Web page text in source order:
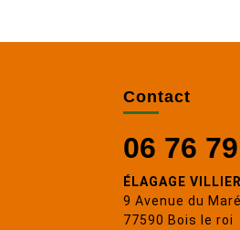
Contact
06 76
ÉLAGAGE
9 Avenue du
77590 Bois le roi